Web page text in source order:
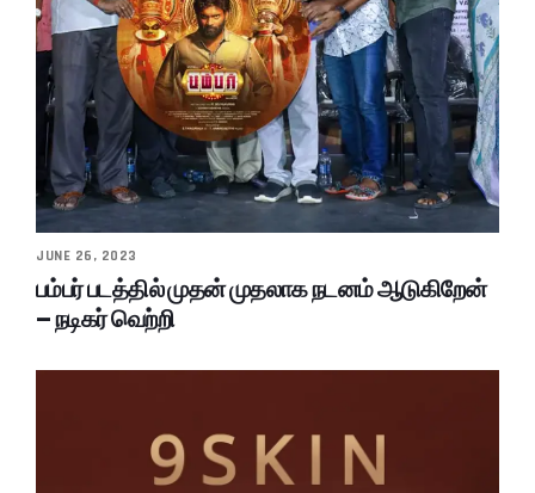
JUNE 26, 2023
பம்பர் படத்தில் முதன் முதலாக நடனம் ஆடுகிறேன்
– நடிகர் வெற்றி